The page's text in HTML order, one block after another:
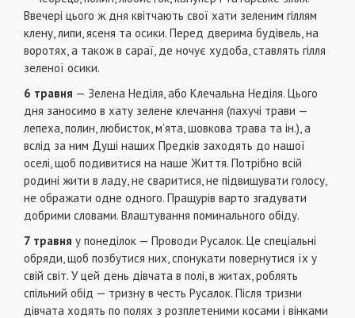
Ввечері цього ж дня квітчають свої хати зеленим гіллям
клену, липи, ясеня та осики. Перед дверима будівель, на
воротях, а також в сараї, де ночує худоба, ставлять гілля
зеленої осики.
6 травня — Зелена Неділя, або Клечальна Неділя. Цього
дня заносимо в хату зелене клечання (пахучі трави —
лепеха, полин, любисток, м’ята, шовкова трава та ін.), а
вслід за ним Душі наших Предків заходять до нашої
оселі, щоб подивитися на наше Життя. Потрібно всій
родині жити в ладу, не сваритися, не підвищувати голосу,
не ображати одне одного. Пращурів варто згадувати
добрими словами. Влаштування поминального обіду.
7 травня у понеділок — Проводи Русалок. Це спеціальні
обряди, щоб позбутися них, спонукати повернутися їх у
свій світ. У цей день дівчата в полі, в житах, роблять
спільний обід — тризну в честь Русалок. Після тризни
дівчата ходять по полях з розплетеними косами і вінками